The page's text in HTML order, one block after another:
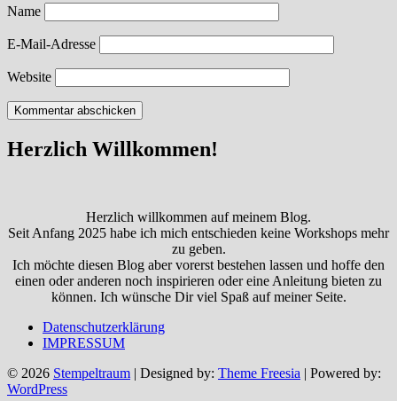
Name
E-Mail-Adresse
Website
Herzlich Willkommen!
Herzlich willkommen auf meinem Blog.
Seit Anfang 2025 habe ich mich entschieden keine Workshops mehr
zu geben.
Ich möchte diesen Blog aber vorerst bestehen lassen und hoffe den
einen oder anderen noch inspirieren oder eine Anleitung bieten zu
können. Ich wünsche Dir viel Spaß auf meiner Seite.
Datenschutzerklärung
IMPRESSUM
© 2026 Stempeltraum | Designed by: Theme Freesia | Powered by:
WordPress